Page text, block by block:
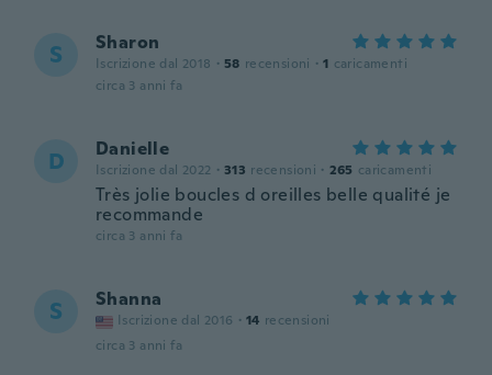
S Sharon
Iscrizione dal 2018 · 58 recensioni · 1 caricamenti
circa 3 anni fa
D Danielle
Iscrizione dal 2022 · 313 recensioni · 265 caricamenti
Très jolie boucles d oreilles belle qualité je
recommande
circa 3 anni fa
S Shanna
Iscrizione dal 2016 · 14 recensioni
circa 3 anni fa